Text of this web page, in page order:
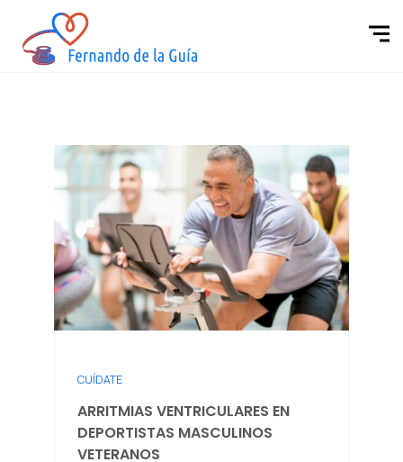
CUÍDATE
ARRITMIAS VENTRICULARES EN
DEPORTISTAS MASCULINOS
VETERANOS